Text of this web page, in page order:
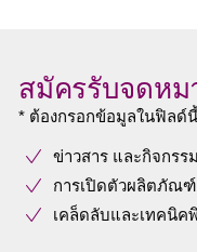
สมัครรับจดหม
* ต้องกรอกข้อมูลในฟิลด์นี้
ข่าวสาร และกิจกรร
การเปิดตัวผลิตภัณฑ์
เคล็ดลับและเทคนิค